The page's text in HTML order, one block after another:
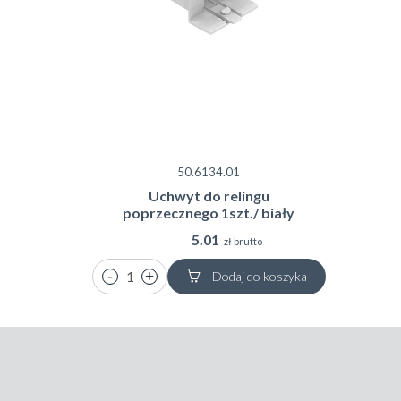
50.6134.01
Uchwyt do relingu
poprzecznego 1szt./ biały
5.01
zł brutto
Dodaj do koszyka